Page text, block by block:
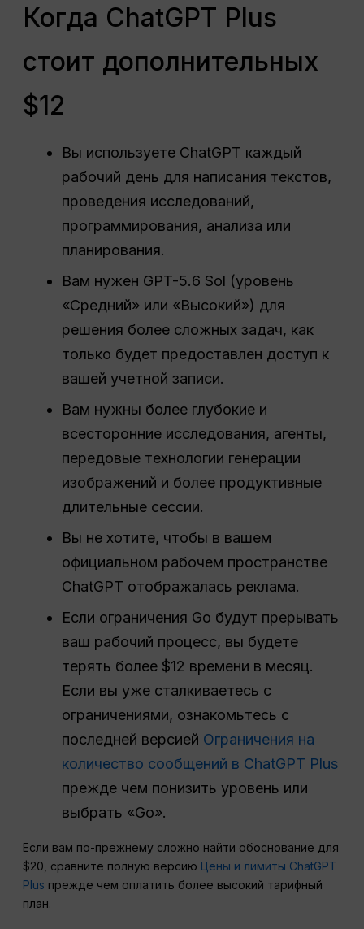
Когда ChatGPT Plus
стоит дополнительных
$12
Вы используете ChatGPT каждый
рабочий день для написания текстов,
проведения исследований,
программирования, анализа или
планирования.
Вам нужен GPT-5.6 Sol (уровень
«Средний» или «Высокий») для
решения более сложных задач, как
только будет предоставлен доступ к
вашей учетной записи.
Вам нужны более глубокие и
всесторонние исследования, агенты,
передовые технологии генерации
изображений и более продуктивные
длительные сессии.
Вы не хотите, чтобы в вашем
официальном рабочем пространстве
ChatGPT отображалась реклама.
Если ограничения Go будут прерывать
ваш рабочий процесс, вы будете
терять более $12 времени в месяц.
Если вы уже сталкиваетесь с
ограничениями, ознакомьтесь с
последней версией Ограничения на
количество сообщений в ChatGPT Plus
прежде чем понизить уровень или
выбрать «Go».
Если вам по-прежнему сложно найти обоснование для
$20, сравните полную версию Цены и лимиты ChatGPT
Plus прежде чем оплатить более высокий тарифный
план.